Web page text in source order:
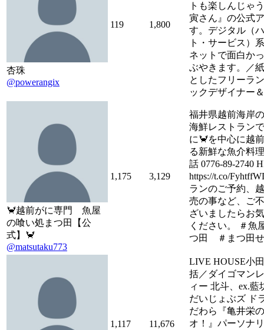
杏珠
@powerangix
119 1,800
トも楽しんじゃ
寅さん』の公式
す。デジタル（
ト・サービス）
ネットで面白か
ぶやきます。／
としたフリーラ
ックデザイナー
🦀越前がに専門 魚屋
の喰い処まつ田【公
式】🦀
@matsutaku773
1,175 3,129
福井県越前海岸
海鮮レストラン
に🦀を中心に越
る新鮮な魚介料
話 0776-89-2740
https://t.co/
ランのご予約、
売の事など、ご
ざいましたらお
ください。 ＃魚
つ田 ＃まつ田
1,117 11,676
LIVE HOUSE小
括／ダイゴマン
ィー 北斗、ex.藍
だいじょぶズ ド
だわら『亀井栄
オ！』パーソナ